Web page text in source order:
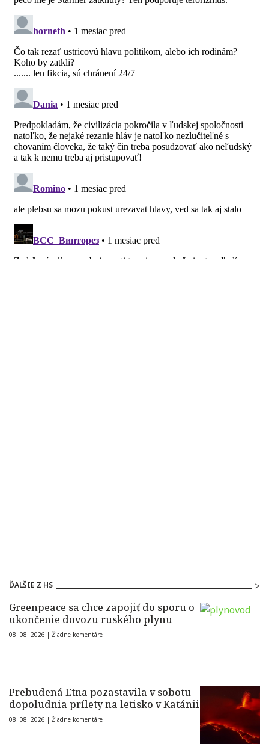
ĎALŠIE Z HS
Greenpeace sa chce zapojiť do sporu o
ukončenie dovozu ruského plynu
08. 08. 2026 | Žiadne komentáre
Prebudená Etna pozastavila v sobotu
dopoludnia prílety na letisko v Katánii
08. 08. 2026 | Žiadne komentáre